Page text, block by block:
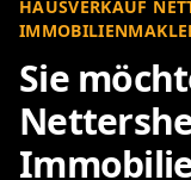
HAUSVERKAUF
Sie